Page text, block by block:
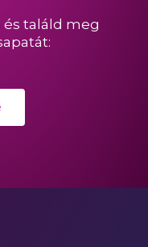
és találd meg